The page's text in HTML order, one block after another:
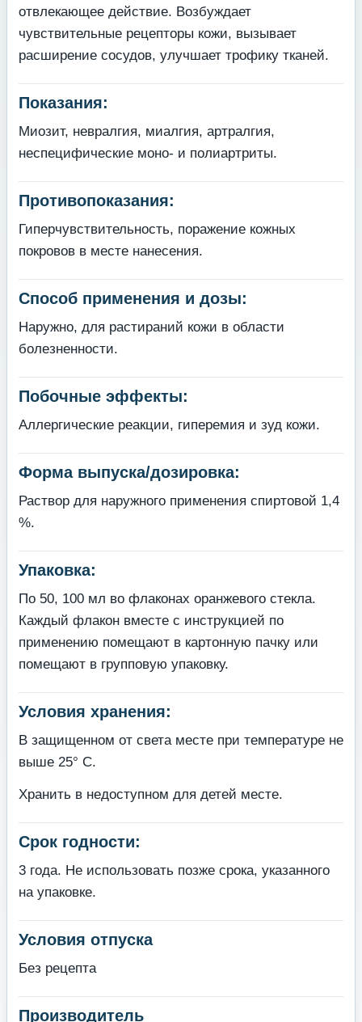
отвлекающее действие. Возбуждает
чувствительные рецепторы кожи, вызывает
расширение сосудов, улучшает трофику тканей.
Показания:
Миозит, невралгия, миалгия, артралгия,
неспецифические моно- и полиартриты.
Противопоказания:
Гиперчувствительность, поражение кожных
покровов в месте нанесения.
Способ применения и дозы:
Наружно, для растираний кожи в области
болезненности.
Побочные эффекты:
Аллергические реакции, гиперемия и зуд кожи.
Форма выпуска/дозировка:
Раствор для наружного применения спиртовой 1,4
%.
Упаковка:
По 50, 100 мл во флаконах оранжевого стекла.
Каждый флакон вместе с инструкцией по
применению помещают в картонную пачку или
помещают в групповую упаковку.
Условия хранения:
В защищенном от света месте при температуре не
выше 25° С.
Хранить в недоступном для детей месте.
Срок годности:
3 года. Не использовать позже срока, указанного
на упаковке.
Условия отпуска
Без рецепта
Производитель